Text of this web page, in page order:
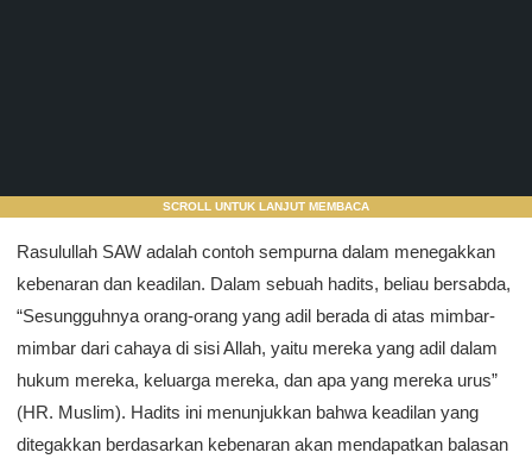
SCROLL UNTUK LANJUT MEMBACA
Rasulullah SAW adalah contoh sempurna dalam menegakkan
kebenaran dan keadilan. Dalam sebuah hadits, beliau bersabda,
“Sesungguhnya orang-orang yang adil berada di atas mimbar-
mimbar dari cahaya di sisi Allah, yaitu mereka yang adil dalam
hukum mereka, keluarga mereka, dan apa yang mereka urus”
(HR. Muslim). Hadits ini menunjukkan bahwa keadilan yang
ditegakkan berdasarkan kebenaran akan mendapatkan balasan